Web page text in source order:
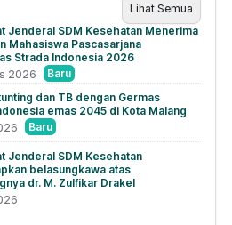
Lihat Semua
Jenderal SDM Kesehatan Menerima
Mahasiswa Pascasarjana
Strada Indonesia 2026
2026
Baru
dan TB dengan Germas
emas 2045 di Kota Malang
Baru
Jenderal SDM Kesehatan
belasungkawa atas
dr. M. Zulfikar Drakel